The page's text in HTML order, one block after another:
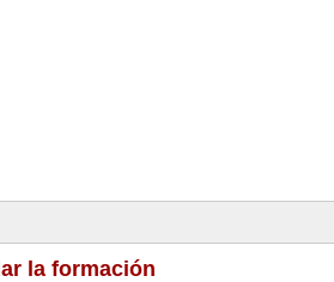
la formación